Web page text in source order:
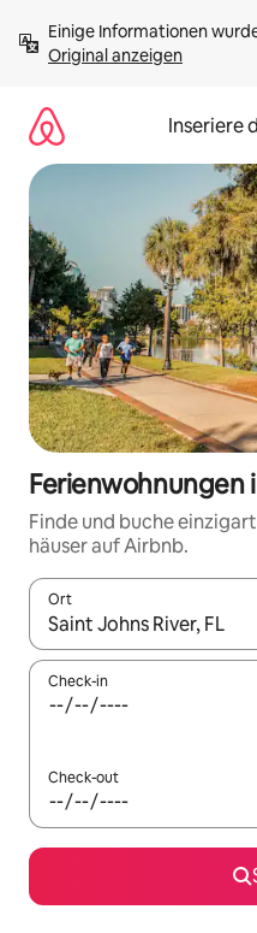
Inhalten
springenOriginal anzeigen
Inseriere
Ferienwohnungen
Finde und buche
häuser auf Airbnb.
Ort
Wenn Ergebnisse
Check-in
Check-out